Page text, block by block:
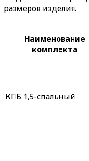
размеров изделия.
Наименование
комплекта
КПБ 1,5-спальный